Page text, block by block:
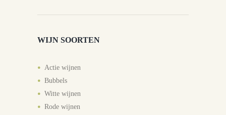
WIJN SOORTEN
Actie wijnen
Bubbels
Witte wijnen
Rode wijnen